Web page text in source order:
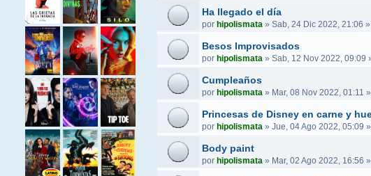
Ha llegado el día
por hipolismata» Sab, 24 Dic 2022, 21:06
Besos Improvisados
por hipolismata» Sab, 12 Nov 2022, 09:09
Cumpleaños
por hipolismata» Mar, 08 Nov 2022, 01:11
Princesas de Disney en carne y
por hipolismata» Jue, 04 Ago 2022, 05:09
Body paint
por hipolismata» Mar, 02 Ago 2022, 16:56